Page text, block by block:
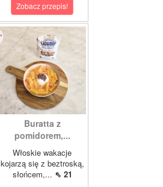
Zobacz przepis!
Buratta z
pomidorem,...
Włoskie wakacje
kojarzą się z beztroską,
słońcem,... ⇖ 21